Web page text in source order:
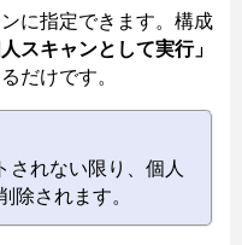
に指定できます。構成
人スキャンとして実行」
だけです。
されない限り、個人
除されます。